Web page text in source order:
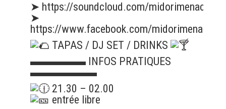
➤ https://soundcloud.com/midorimenace
➤
https://www.facebook.com/midorimenace/
TAPAS / DJ SET / DRINKS
▬▬▬▬▬ INFOS PRATIQUES
▬▬▬▬▬▬
21.30 – 02.00
entrée libre